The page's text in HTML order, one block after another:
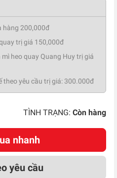
hàng 200,000đ
trị giá 150,000đ
heo quay Quang Huy trị giá
theo yêu cầu trị giá: 300.000đ
TÌNH TRẠNG: Còn hàng
nhanh
yêu cầu